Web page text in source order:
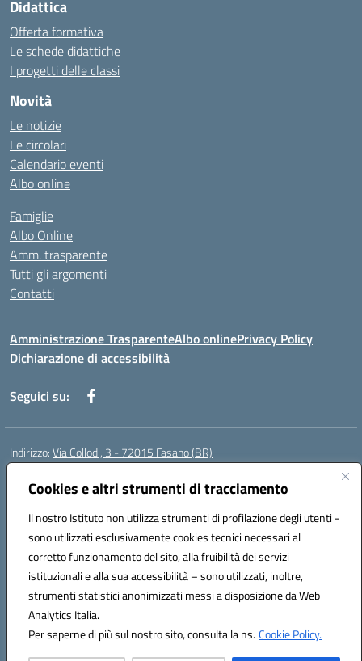
Cookies e altri strumenti di tracciamento
Il nostro Istituto non utilizza strumenti di profilazione degli utenti -
sono utilizzati esclusivamente cookies tecnici necessari al
corretto funzionamento del sito, alla fruibilità dei servizi
istituzionali e alla sua accessibilità – sono utilizzati, inoltre,
strumenti statistici anonimizzati messi a disposizione da Web
Analytics Italia.
Per saperne di più sul nostro sito, consulta la ns.Cookie Policy.
Didattica
Offerta formativa
Le schede didattiche
I progetti delle classi
Novità
Le notizie
Le circolari
Calendario eventi
Albo online
Famiglie
Albo Online
Amm. trasparente
Tutti gli argomenti
Contatti
Amministrazione TrasparenteAlbo onlinePrivacy Policy
Dichiarazione di accessibilità
Seguici su:
Indirizzo:Via Collodi, 3 - 72015 Fasano (BR)
Centralino:
Posta elettronica certificata (PEC):bric839004@pec.istruzione.it
Codice fiscale: 90059320748
Codice meccanografico:BRIC839004
Codice Indice delle Pubbliche Amministrazioni (IPA): istsc_bree02200r
Codice unico di fatturazione (CUF): MIL3BD
Hosting & Powered by 3D Solution S.r.l.
Concept & Design by Designers Italia